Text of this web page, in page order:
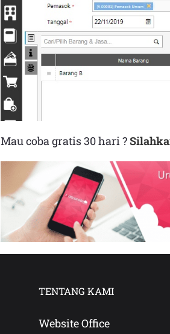
Mau coba gratis 30 hari ?
TENTANG KAMI
Website Office